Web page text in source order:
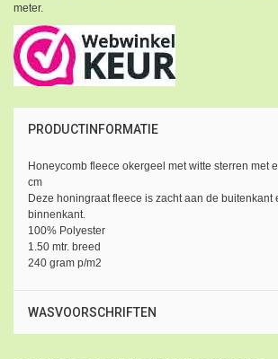
meter.
PRODUCTINFORMATIE
Honeycomb fleece okergeel met witte sterren met
cm
Deze honingraat fleece is zacht aan de buitenkant
binnenkant.
100% Polyester
1.50 mtr. breed
240 gram p/m2
WASVOORSCHRIFTEN